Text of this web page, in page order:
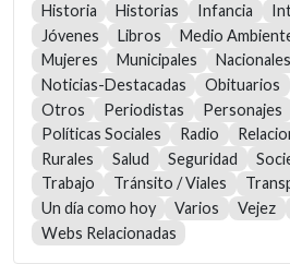
Historia
Historias Infancia
Jóvenes
Libros Medio
Mujeres
Municipales Nacionales
Noticias-Destacadas
Obituarios
Otros
Periodistas Personajes
Políticas Sociales
Radio
Rurales
Salud Seguridad
Trabajo
Tránsito / Viales
Un día como hoy
Varios Vejez
Webs Relacionadas